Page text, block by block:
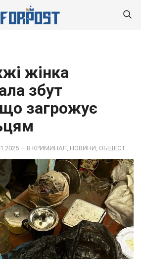
жінка
збут
що загрожує
— В КРИМИНАЛ НОВИНИ ОБЩЕСТВО